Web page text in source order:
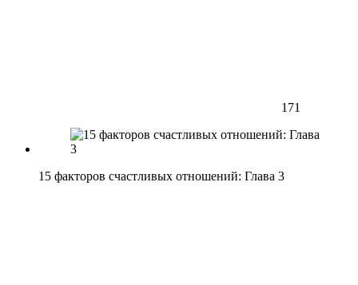
171
15 факторов счастливых отношений: Глава 3